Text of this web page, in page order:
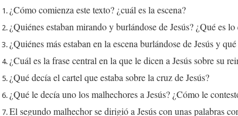
¿Cómo comienza este texto? ¿cuál es la escena?
¿Quiénes estaban mirando y burlándose de Jesús? ¿Qué es
¿Quiénes más estaban en la escena burlándose de Jesús y
¿Cuál es la frase central en la que le dicen a Jesús sobre su
¿Qué decía el cartel que estaba sobre la cruz de Jesús?
¿Qué le decía uno los malhechores a Jesús? ¿Cómo le
El segundo malhechor se dirigió a Jesús con unas palabras